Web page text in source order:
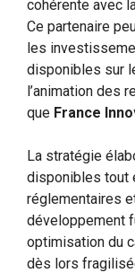
cohérente avec
Ce partenaire
les
disponibles sur
l’animation des
que France
La stratégie
disponibles tout
réglementaires
développement
optimisation du
dès lors